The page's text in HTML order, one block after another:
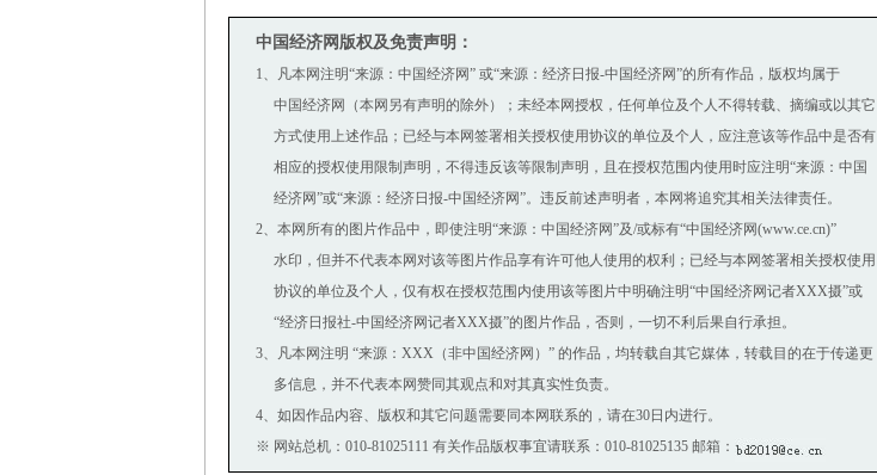
中国经济网版权及免责声明：
1、凡本网注明“来源：中国经济网” 或“来源：经济日报-中国经济网”的所有作品，版权均属于
中国经济网（本网另有声明的除外）；未经本网授权，任何单位及个人不得转载、摘编或以其它
方式使用上述作品；已经与本网签署相关授权使用协议的单位及个人，应注意该等作品中是否有
相应的授权使用限制声明，不得违反该等限制声明，且在授权范围内使用时应注明“来源：中国
经济网”或“来源：经济日报-中国经济网”。违反前述声明者，本网将追究其相关法律责任。
2、本网所有的图片作品中，即使注明“来源：中国经济网”及/或标有“中国经济网(www.ce.cn)”
水印，但并不代表本网对该等图片作品享有许可他人使用的权利；已经与本网签署相关授权使用
协议的单位及个人，仅有权在授权范围内使用该等图片中明确注明“中国经济网记者XXX摄”或
“经济日报社-中国经济网记者XXX摄”的图片作品，否则，一切不利后果自行承担。
3、凡本网注明 “来源：XXX（非中国经济网）” 的作品，均转载自其它媒体，转载目的在于传递更
多信息，并不代表本网赞同其观点和对其真实性负责。
4、如因作品内容、版权和其它问题需要同本网联系的，请在30日内进行。
※ 网站总机：010-81025111 有关作品版权事宜请联系：010-81025135 邮箱：